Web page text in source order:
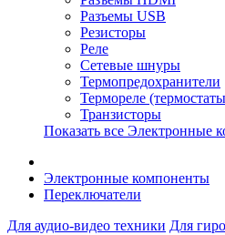
Разъемы USB
Резисторы
Реле
Сетевые шнуры
Термопредохранители
Термореле
Транзисторы
Показать все Электронные
Электронные компоненты
Переключатели
Для аудио-видео техники Для